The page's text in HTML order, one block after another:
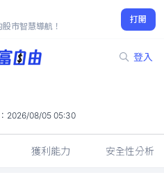
市智慧導航！
打開
登入
0%
2026/08/05 05:30
獲利能力 安全性分析